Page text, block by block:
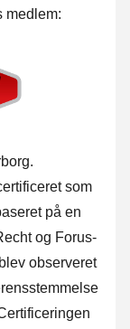
medlem:
som
på en
og Forus-
observeret